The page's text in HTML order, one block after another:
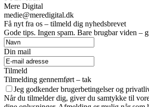
Mere Digital
medie@meredigital.dk
Få nyt fra os – tilmeld dig nyhedsbrevet
Gode tips. Ingen spam. Bare brugbar viden –
Din mail
Tilmeld
Tilmelding gennemført – tak
Jeg godkender brugerbetingelser og
Når du tilmelder dig, giver du samtykke til